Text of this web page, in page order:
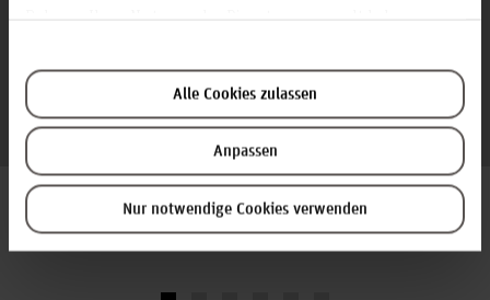
Alle Cookies zulassen
Anpassen
Nur notwendige Cookies verwenden
von mehrstufigen Massivumformprozessen)
Metalix MBend (Software zur Programmierung und
Simulation von CNC- gesteuerten Biegeprozessen)
Impressionen